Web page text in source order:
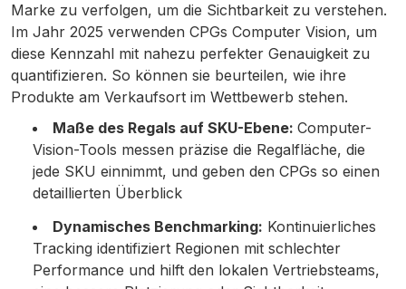
Marke zu verfolgen, um die Sichtbarkeit zu verstehen.
Im Jahr 2025 verwenden CPGs Computer Vision, um
diese Kennzahl mit nahezu perfekter Genauigkeit zu
quantifizieren. So können sie beurteilen, wie ihre
Produkte am Verkaufsort im Wettbewerb stehen.
Maße des Regals auf SKU-Ebene: Computer-
Vision-Tools messen präzise die Regalfläche, die
jede SKU einnimmt, und geben den CPGs so einen
detaillierten Überblick
Dynamisches Benchmarking: Kontinuierliches
Tracking identifiziert Regionen mit schlechter
Performance und hilft den lokalen Vertriebsteams,